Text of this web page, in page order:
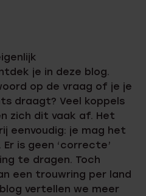
je in deze blog.
op de vraag of je je
draagt? Veel koppels
zich dit vaak af. Het
eenvoudig: je mag het
is geen ‘correcte’
te dragen. Toch
een trouwring per land
vertellen we meer